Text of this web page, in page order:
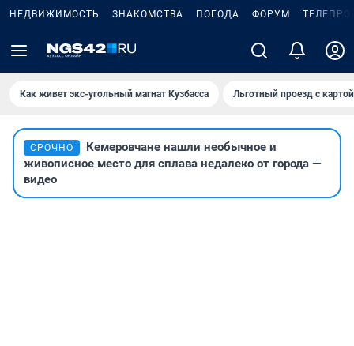
НЕДВИЖИМОСТЬ ЗНАКОМСТВА ПОГОДА ФОРУМ
Как живет экс-угольный магнат Кузбасса Льготный проезд с
СРОЧНО
Кемеровчане нашли необычное и
живописное место для сплава недалеко от города —
видео